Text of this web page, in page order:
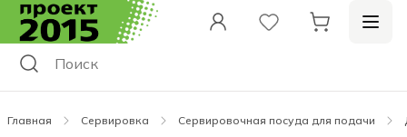
Главная Сервировка Сервировочная посуда для подачи